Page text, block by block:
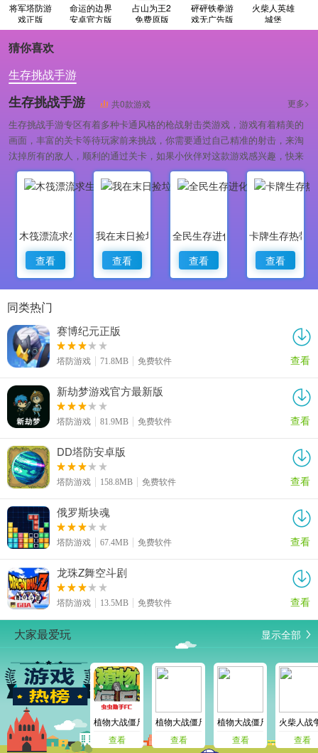
将军塔防游
戏正版
命运的边界
安卓官方版
占山为王2
免费原版
砰砰铁拳游
戏无广告版
火柴人英雄
城堡
猜你喜欢
生存挑战手游
生存挑战手游 共0款游戏 更多>
生存挑战手游专区有着多种卡通风格的枪战射击类游戏，游戏有着精美的
画面，丰富的关卡等待玩家前来挑战，你需要通过自己精准的射击，来淘
汰掉所有的敌人，顺利的通过关卡，如果小伙伴对这款游戏感兴趣，快来
下载游玩吧。
木筏漂流求生
查看
我在末日捡垃圾
查看
全民生存进化
查看
卡牌生存热带
查看
同类热门
赛博纪元正版
塔防游戏 71.8MB 免费软件 查看
新劫梦游戏官方最新版
塔防游戏 81.9MB 免费软件 查看
DD塔防安卓版
塔防游戏 158.8MB 免费软件 查看
俄罗斯块魂
塔防游戏 67.4MB 免费软件 查看
龙珠Z舞空斗剧
塔防游戏 13.5MB 免费软件 查看
大家最爱玩 显示全部
植物大战僵尸免费版
查看
植物大战僵尸原版
查看
植物大战僵尸江南版
查看
火柴人战
查看